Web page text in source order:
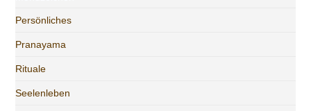
Persönliches
Pranayama
Rituale
Seelenleben